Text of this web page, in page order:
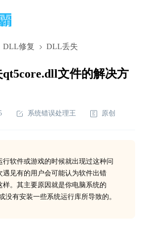
DLL修复 DLL丢失
文件的解决方
系统错误处理王 原创
行软件或游戏的时候就出现过这种问
遇见有的用户会可能认为软件出错
样。其主要原因就是你电脑系统的
没有安装一些系统运行库所导致的。